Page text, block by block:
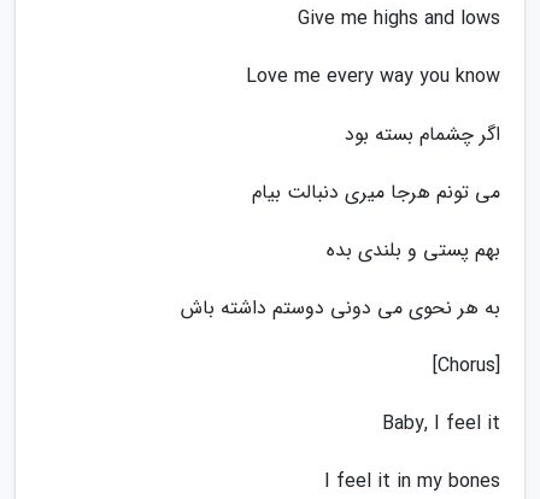
Give me highs and lows
Love me every way you know
اگر چشمام بسته بود
می تونم هرجا میری دنبالت بیام
بهم پستی و بلندی بده
به هر نحوی می دونی دوستم داشته باش
[Chorus]
Baby, I feel it
I feel it in my bones